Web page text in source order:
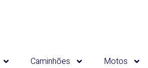
Caminhões Motos